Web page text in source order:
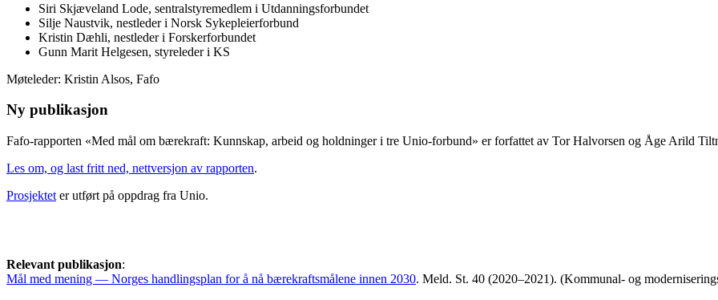
Siri Skjæveland Lode, sentralstyremedlem i Utdanningsforbundet
Silje Naustvik, nestleder i Norsk Sykepleierforbund
Kristin Dæhli, nestleder i Forskerforbundet
Gunn Marit Helgesen, styreleder i KS
Møteleder: Kristin Alsos, Fafo
Ny publikasjon
Fafo-rapporten «Med mål om bærekraft: Kunnskap, arbeid og holdninger i tre Unio-forbund» er forfattet av Tor Halvorsen og Åge Arild
Les om, og last fritt ned, nettversjon av rapporten.
Prosjektet er utført på oppdrag fra Unio.
Relevant publikasjon:
Mål med mening — Norges handlingsplan for å nå bærekraftsmålene innen 2030. Meld. St. 40 (2020–2021). (Kommunal- og